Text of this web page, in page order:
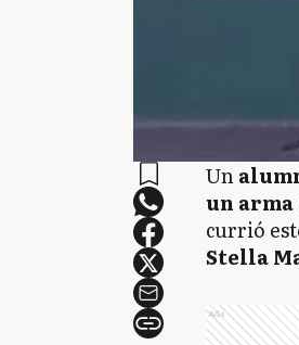
Un
un
currió
Stella
Ads